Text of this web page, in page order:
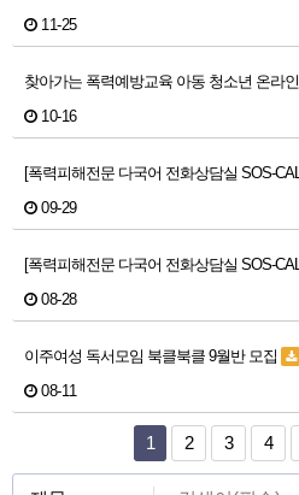
11-25
찾아가는 폭력예방교육 아동 청소년 온라
10-16
[폭력피해전문 다국어 전화상담실 SOS-
09-29
[폭력피해전문 다국어 전화상담실 SOS-
08-28
이주여성 독서모임 북클북클 9월반 모집
08-11
1 2 3 4